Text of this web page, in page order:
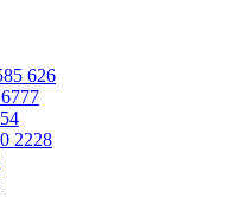
626
2228